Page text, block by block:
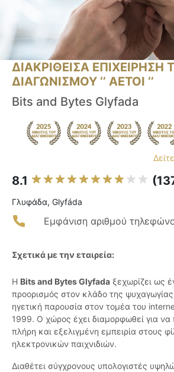
ΔΙΑΚΡΙΘΕΙΣΑ ΕΠΙΧΕΙΡΗΣΗ
ΔΙΑΓΩΝΙΣΜΟΥ ‘’ ΑΕΤΟΙ ‘’
Bits and Bytes Glyfada
8.1
Γλυφάδα, Glyfáda
Εμφάνιση αριθμού
Σχετικά με την εταιρεία:
Η Bits and Bytes Glyfada ξεχωρίζει ως
προορισμός στον κλάδο της
ηγετική παρουσία στον τομέα του
1999. Ο χώρος έχει διαμορφωθεί για να
πλήρη και εξελιγμένη εμπειρία στους
ηλεκτρονικών παιχνιδιών.
Διαθέτει σύγχρονους υπολογιστές